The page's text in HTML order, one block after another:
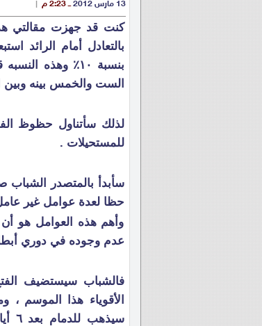
13 مارس 2012 ــ 2:23 م |
كنت قد جهزت مقالتي هذه
بالتعادل أمام الرائد
بنسبة ١٠٪ وهذه
الست والخمس بينه وبين
لذلك سأتناول حظوظ
للمستحيلات .
حظا لعدة عوامل غير
وأهم هذه العوامل هو
عدم وجوده في دوري
الأقوياء هذا الموسم